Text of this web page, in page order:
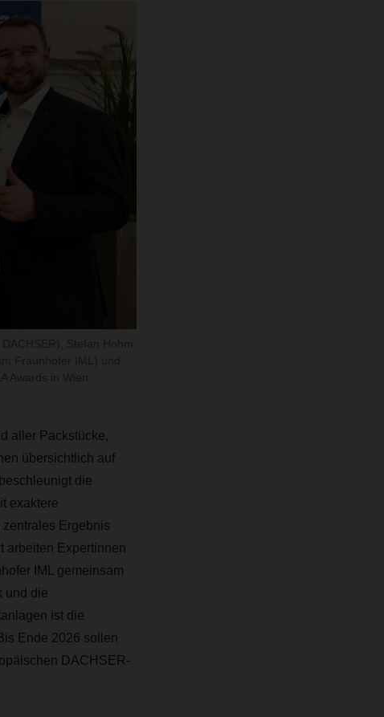
aller Packstücke,
übersichtlich auf
die
exaktere
Ergebnis
arbeiten Expertinnen
IML gemeinsam
und die
ist die
Ende 2026 sollen
DACHSER-